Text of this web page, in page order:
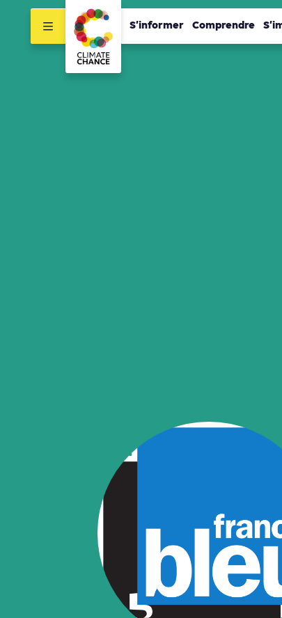
S’informer Comprendre